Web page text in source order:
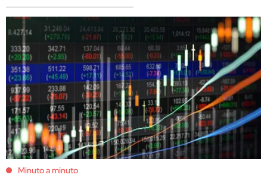
Minuto a minuto